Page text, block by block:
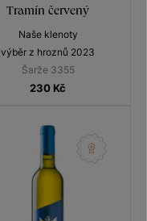
Tramín červený
Naše klenoty
výběr z hroznů 2023
Šarže 3355
230 Kč